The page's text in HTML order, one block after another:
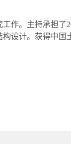
作。主持承担了
设计。获得中国